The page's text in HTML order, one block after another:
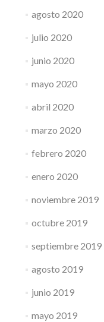
agosto 2020
julio 2020
junio 2020
mayo 2020
abril 2020
marzo 2020
febrero 2020
enero 2020
noviembre 2019
octubre 2019
septiembre 2019
agosto 2019
junio 2019
mayo 2019